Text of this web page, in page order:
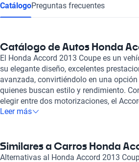
CatálogoPreguntas frecuentes
Catálogo de Autos Honda
El Honda Accord 2013 Coupe es un
su elegante diseño, excelentes
avanzada, convirtiéndolo en una
quienes buscan estilo y rendimiento.
elegir entre dos motorizaciones, el
de 2.4 litros de cuatro cilindros que
dinámica y emocionante. Este coupe
exterior, sino que también cuenta con
Leer más
Similares a Carros Honda
Alternativas al Honda Accord 2013